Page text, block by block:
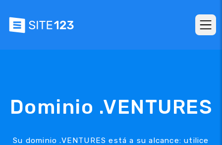
Dominio .VENTURES
Su dominio .VENTURES está a su alcance: utilice